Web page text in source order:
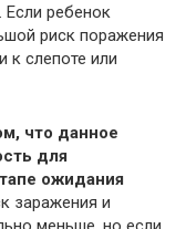
ребенок
риск поражения
к слепоте или
что данное
для
ожидания
заражения и